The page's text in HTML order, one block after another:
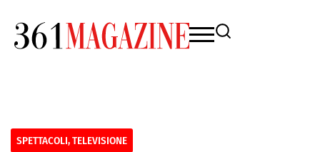
SPETTACOLI,TELEVISIONE